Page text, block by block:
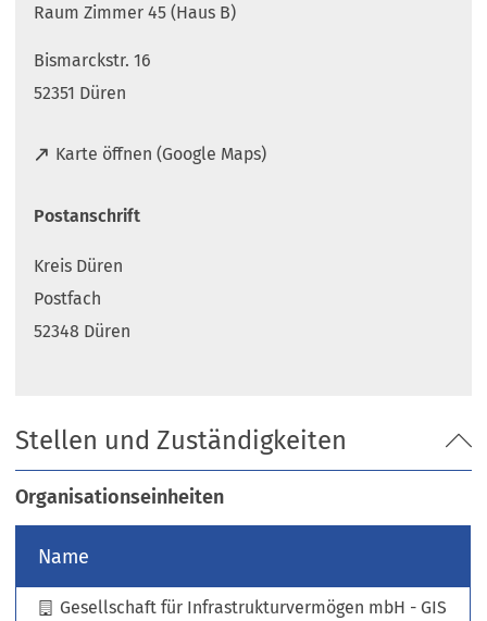
Raum Zimmer 45 (Haus B)
Bismarckstr. 16
52351 Düren
Karte öffnen (Google Maps)
(
f
e
t
i
e
m
n
e
e
n
T
Postanschrift
Kreis Düren
Postfach
52348 Düren
Stellen und Zuständigkeiten
Organisationseinheiten
Name
Gesellschaft für Infrastrukturvermögen mbH - GIS